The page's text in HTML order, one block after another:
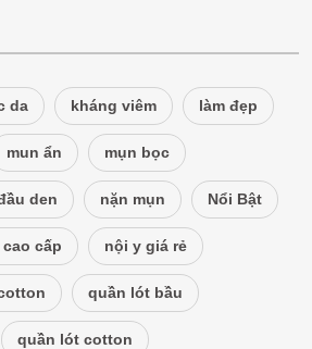
da kháng viêm làm đẹp
mun ẩn mụn bọc
den nặn mụn Nổi Bật
cấp nội y giá rẻ
quần lót bầu
quần lót cotton